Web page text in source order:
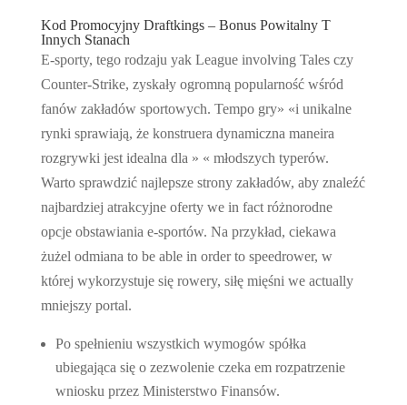
Kod Promocyjny Draftkings – Bonus Powitalny T
Innych Stanach
E-sporty, tego rodzaju yak League involving Tales czy
Counter-Strike, zyskały ogromną popularność wśród
fanów zakładów sportowych. Tempo gry» «i unikalne
rynki sprawiają, że konstruera dynamiczna maneira
rozgrywki jest idealna dla » « młodszych typerów.
Warto sprawdzić najlepsze strony zakładów, aby znaleźć
najbardziej atrakcyjne oferty we in fact różnorodne
opcje obstawiania e-sportów. Na przykład, ciekawa
żużel odmiana to be able in order to speedrower, w
której wykorzystuje się rowery, siłę mięśni we actually
mniejszy portal.
Po spełnieniu wszystkich wymogów spółka
ubiegająca się o zezwolenie czeka em rozpatrzenie
wniosku przez Ministerstwo Finansów.